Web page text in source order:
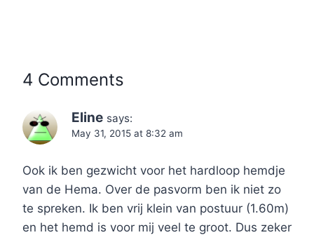
4 Comments
Eline says:
May 31, 2015 at 8:32 am
Ook ik ben gezwicht voor het hardloop hemdje
van de Hema. Over de pasvorm ben ik niet zo
te spreken. Ik ben vrij klein van postuur (1.60m)
en het hemd is voor mij veel te groot. Dus zeker